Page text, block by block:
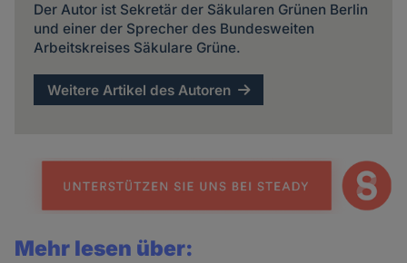
Der Autor ist Sekretär der Säkularen Grünen Berlin
und einer der Sprecher des Bundesweiten
Arbeitskreises Säkulare Grüne.
Weitere Artikel des Autoren
Mehr lesen über: